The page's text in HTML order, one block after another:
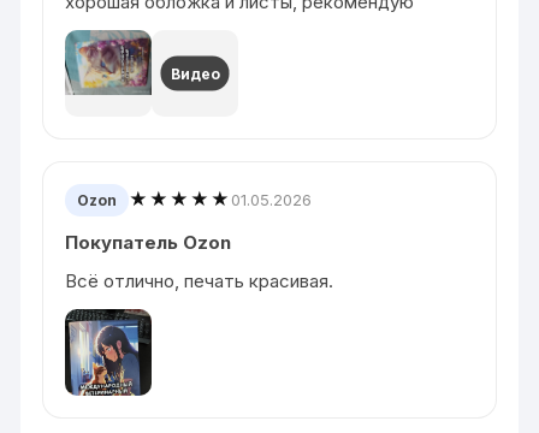
Видео
Ozon ★★★★★ 01.05.2026
Покупатель Ozon
Всё отлично, печать красивая.